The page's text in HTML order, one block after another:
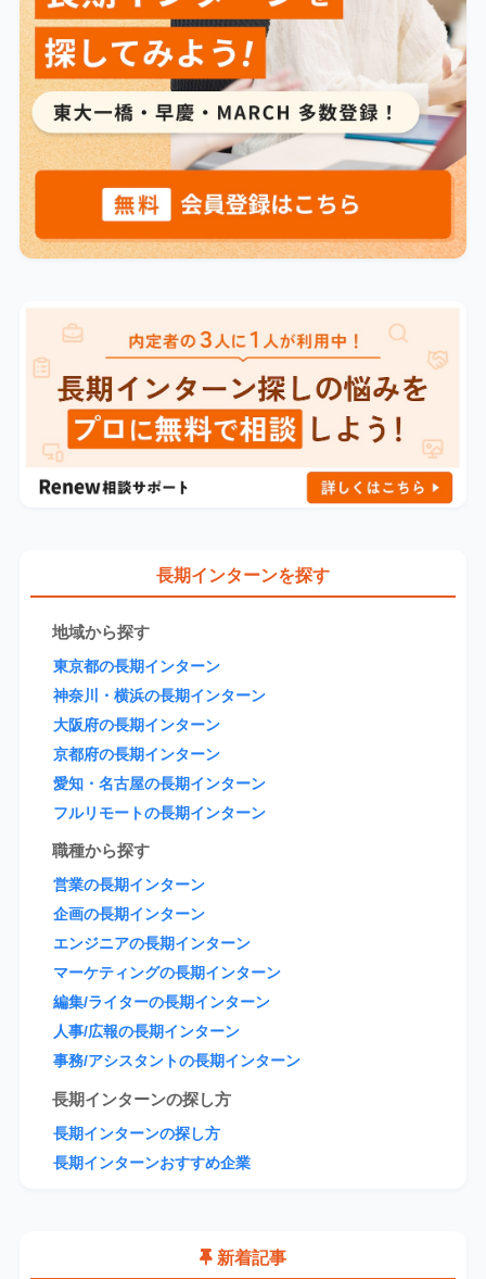
長期インターンを探す
地域から探す
東京都の長期インターン
神奈川・横浜の長期インターン
大阪府の長期インターン
京都府の長期インターン
愛知・名古屋の長期インターン
フルリモートの長期インターン
職種から探す
営業の長期インターン
企画の長期インターン
エンジニアの長期インターン
マーケティングの長期インターン
編集/ライターの長期インターン
人事/広報の長期インターン
事務/アシスタントの長期インターン
長期インターンの探し方
長期インターンの探し方
長期インターンおすすめ企業
新着記事